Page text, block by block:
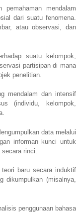
pemahaman mendalam
dari suatu fenomena.
atau observasi, dan
suatu kelompok,
partisipan di mana
penelitian.
mendalam dan intensif
(individu, kelompok,
data melalui
informan kunci untuk
rinci.
teori baru secara induktif
dikumpulkan (misalnya,
penggunaan bahasa